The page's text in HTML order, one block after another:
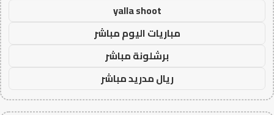
yalla shoot
مباريات اليوم مباشر
برشلونة مباشر
ريال مدريد مباشر